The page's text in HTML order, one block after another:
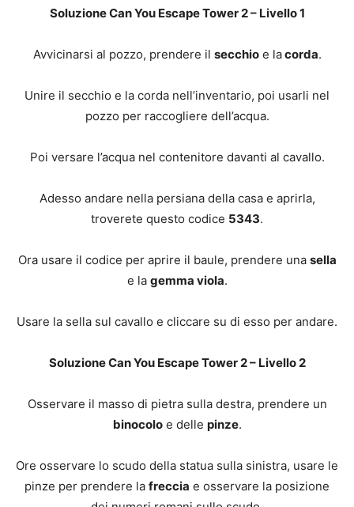
Soluzione Can You Escape Tower 2 – Livello 1
Avvicinarsi al pozzo, prendere il secchioe lacorda.
Unire il secchio e la corda nell’inventario, poi usarli nel
pozzo per raccogliere dell’acqua.
Poi versare l’acqua nel contenitore davanti al cavallo.
Adesso andare nella persiana della casa e aprirla,
troverete questo codice 5343.
Ora usare il codice per aprire il baule, prendere una sella
e la gemma viola.
Usare la sella sul cavallo e cliccare su di esso per andare.
Soluzione Can You Escape Tower 2 – Livello 2
Osservare il masso di pietra sulla destra, prendere un
binocoloe delle pinze.
Ore osservare lo scudo della statua sulla sinistra, usare le
pinze per prendere la freccia e osservare la posizione